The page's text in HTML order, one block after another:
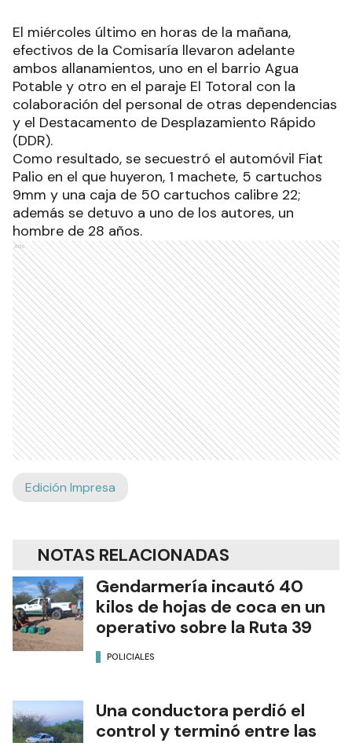
El miércoles último en horas de la mañana,
efectivos de la Comisaría llevaron adelante
ambos allanamientos, uno en el barrio Agua
Potable y otro en el paraje El Totoral con la
colaboración del personal de otras dependencias
y el Destacamento de Desplazamiento Rápido
(DDR).
Como resultado, se secuestró el automóvil Fiat
Palio en el que huyeron, 1 machete, 5 cartuchos
9mm y una caja de 50 cartuchos calibre 22;
además se detuvo a uno de los autores, un
hombre de 28 años.
Ads
Edición Impresa
NOTAS RELACIONADAS
Gendarmería incautó 40
kilos de hojas de coca en un
operativo sobre la Ruta 39
POLICIALES
Una conductora perdió el
control y terminó entre las